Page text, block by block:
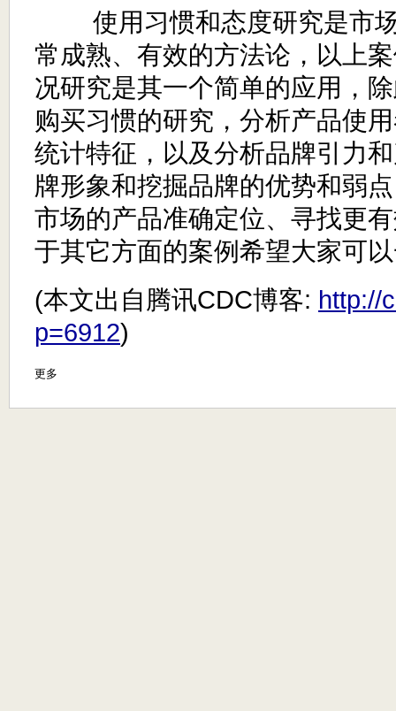
使用习惯和态度研究是市场
常成熟、有效的方法论，以上
况研究是其一个简单的应用，
购买习惯的研究，分析产品使
统计特征，以及分析品牌引力
牌形象和挖掘品牌的优势和弱
市场的产品准确定位、寻找更
于其它方面的案例希望大家可
(本文出自腾讯CDC博客: http://
p=6912)
更多